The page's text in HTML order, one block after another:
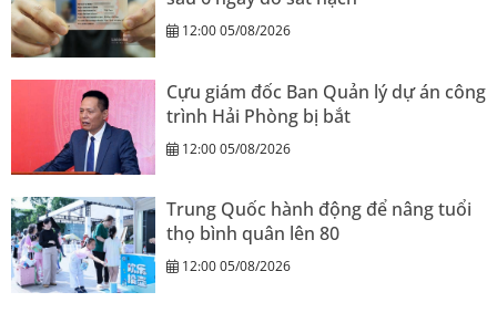
12:00 05/08/2026
Cựu giám đốc Ban Quản lý dự án công
trình Hải Phòng bị bắt
12:00 05/08/2026
Trung Quốc hành động để nâng tuổi
thọ bình quân lên 80
12:00 05/08/2026